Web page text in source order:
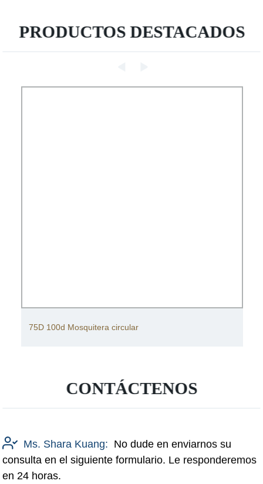
PRODUCTOS DESTACADOS
75D 100d Mosquitera circular
CONTÁCTENOS
Ms. Shara Kuang: No dude en enviarnos su
consulta en el siguiente formulario. Le responderemos
en 24 horas.